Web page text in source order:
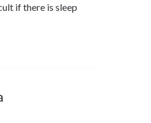
if there is sleep